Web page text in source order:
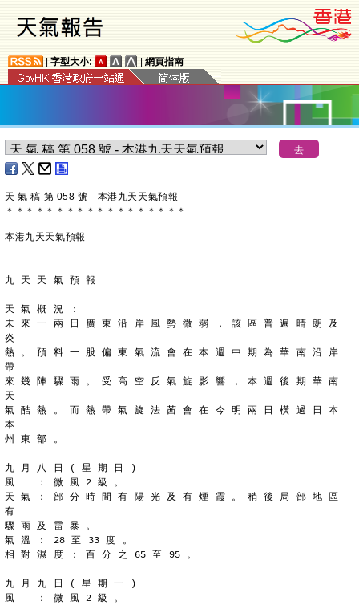
字型大小: 網頁指南
天 氣 稿 第 058 號 - 本港九天天氣預報
＊ ＊ ＊ ＊ ＊ ＊ ＊ ＊ ＊ ＊ ＊ ＊ ＊ ＊ ＊ ＊ ＊ ＊
本港九天天氣預報
九 天 天 氣 預 報
天 氣 概 況 ：
未 來 一 兩 日 廣 東 沿 岸 風 勢 微 弱 ， 該 區 普 遍 晴 朗 及
炎
熱 。 預 料 一 股 偏 東 氣 流 會 在 本 週 中 期 為 華 南 沿 岸
帶
來 幾 陣 驟 雨 。 受 高 空 反 氣 旋 影 響 ， 本 週 後 期 華 南
天
氣 酷 熱 。 而 熱 帶 氣 旋 法 茜 會 在 今 明 兩 日 橫 過 日 本
本
州 東 部 。
九 月 八 日 ( 星 期 日 )
風 　 ： 微 風 2 級 。
天 氣 ： 部 分 時 間 有 陽 光 及 有 煙 霞 。 稍 後 局 部 地 區
有
驟 雨 及 雷 暴 。
氣 溫 ： 28 至 33 度 。
相 對 濕 度 ： 百 分 之 65 至 95 。
九 月 九 日 ( 星 期 一 )
風 　 ： 微 風 2 級 。